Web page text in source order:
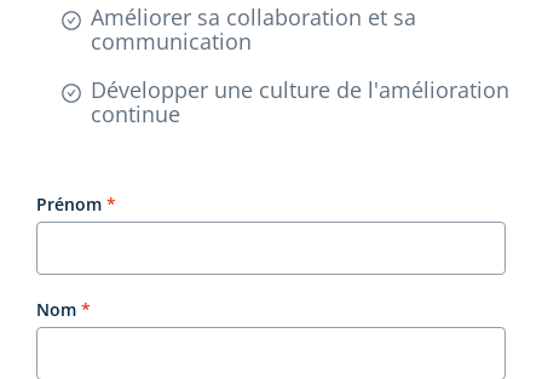
Améliorer sa collaboration et sa
communication
Développer une culture de l'amélioration
continue
Prénom
Nom